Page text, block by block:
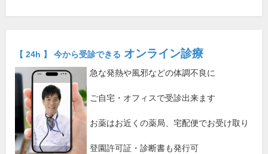
【 24h 】 今から受診できる オンライン診療
急な発熱や風邪などの体調不良に
ご自宅・オフィスで受診出来ます
お薬はお近くの薬局、宅配便でお受け取り
登園許可証・診断書も発行可